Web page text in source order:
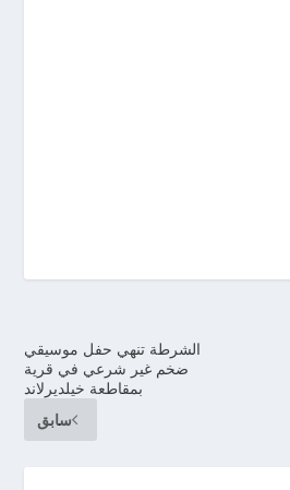
الشرطة تنهي حفل موسيقي
ضخم غير شرعي في قرية
بمقاطعة خيلديرلاند
سابق